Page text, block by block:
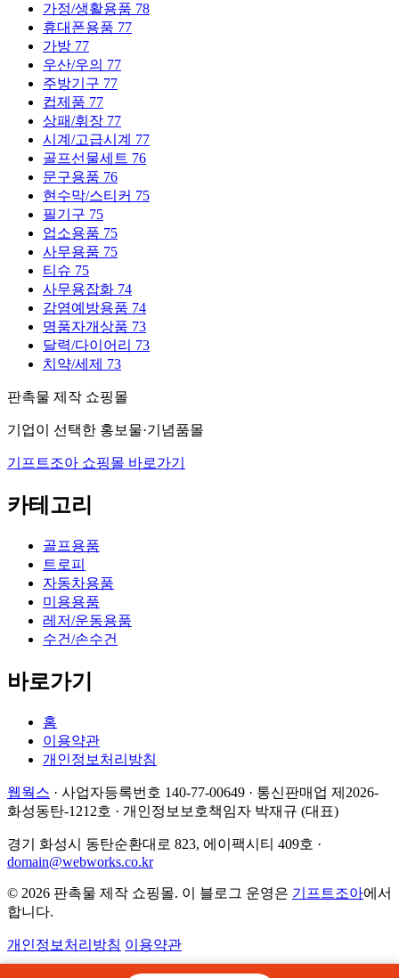
가정/생활용품 78
휴대폰용품 77
가방 77
우산/우의 77
주방기구 77
컵제품 77
상패/휘장 77
시계/고급시계 77
골프선물세트 76
문구용품 76
현수막/스티커 75
필기구 75
업소용품 75
사무용품 75
티슈 75
사무용잡화 74
감염예방용품 74
명품자개상품 73
달력/다이어리 73
치약/세제 73
판촉물 제작 쇼핑몰
기업이 선택한 홍보물·기념품몰
기프트조아 쇼핑몰 바로가기
카테고리
골프용품
트로피
자동차용품
미용용품
레저/운동용품
수건/손수건
바로가기
홈
이용약관
개인정보처리방침
웹웍스 · 사업자등록번호 140-77-00649 · 통신판매업 제2026-
화성동탄-1212호 · 개인정보보호책임자 박재규 (대표)
경기 화성시 동탄순환대로 823, 에이팩시티 409호 ·
domain@webworks.co.kr
© 2026 판촉물 제작 쇼핑몰. 이 블로그 운영은 기프트조아에서
합니다.
개인정보처리방침 이용약관